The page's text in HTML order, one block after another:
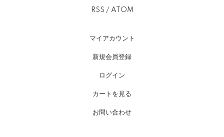
RSS / ATOM
マイアカウント
新規会員登録
ログイン
カートを見る
お問い合わせ